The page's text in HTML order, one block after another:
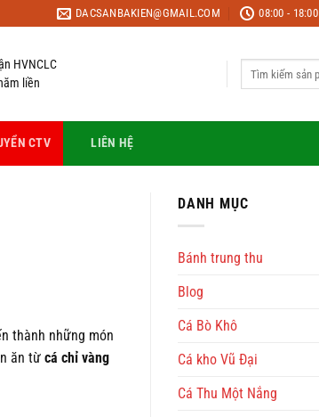
DACSANBAKIEN@GMAIL.COM 08:00 - 18:00
HVNCLC
liền
CTV LIÊN HỆ
thành những món
ăn từ cá chỉ vàng
DANH MỤC
Bánh trung thu
Blog
Cá Bò Khô
Cá kho Vũ Đại
Cá Thu Một Nắng